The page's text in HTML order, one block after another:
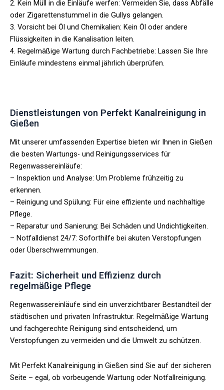
2. Kein Müll in die Einläufe werfen: Vermeiden Sie, dass Abfälle
oder Zigarettenstummel in die Gullys gelangen.
3. Vorsicht bei Öl und Chemikalien: Kein Öl oder andere
Flüssigkeiten in die Kanalisation leiten.
4. Regelmäßige Wartung durch Fachbetriebe: Lassen Sie Ihre
Einläufe mindestens einmal jährlich überprüfen.
Dienstleistungen von Perfekt Kanalreinigung in
Gießen
Mit unserer umfassenden Expertise bieten wir Ihnen in Gießen
die besten Wartungs- und Reinigungsservices für
Regenwassereinläufe:
– Inspektion und Analyse: Um Probleme frühzeitig zu
erkennen.
– Reinigung und Spülung: Für eine effiziente und nachhaltige
Pflege.
– Reparatur und Sanierung: Bei Schäden und Undichtigkeiten.
– Notfalldienst 24/7: Soforthilfe bei akuten Verstopfungen
oder Überschwemmungen.
Fazit: Sicherheit und Effizienz durch
regelmäßige Pflege
Regenwassereinläufe sind ein unverzichtbarer Bestandteil der
städtischen und privaten Infrastruktur. Regelmäßige Wartung
und fachgerechte Reinigung sind entscheidend, um
Verstopfungen zu vermeiden und die Umwelt zu schützen.
Mit Perfekt Kanalreinigung in Gießen sind Sie auf der sicheren
Seite – egal, ob vorbeugende Wartung oder Notfallreinigung.